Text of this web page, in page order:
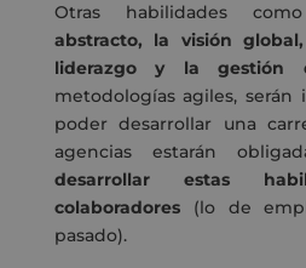
Otras habilidades
abstracto, la visión
liderazgo y la gestión
metodologías agiles, serán
poder desarrollar una
agencias estarán
desarrollar
estas
colaboradores(lo de
pasado).